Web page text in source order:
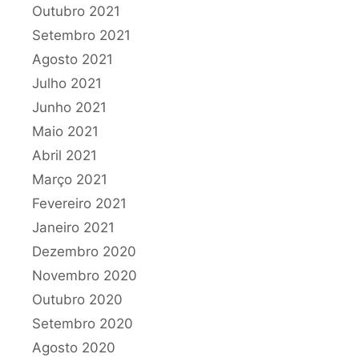
Outubro 2021
Setembro 2021
Agosto 2021
Julho 2021
Junho 2021
Maio 2021
Abril 2021
Março 2021
Fevereiro 2021
Janeiro 2021
Dezembro 2020
Novembro 2020
Outubro 2020
Setembro 2020
Agosto 2020